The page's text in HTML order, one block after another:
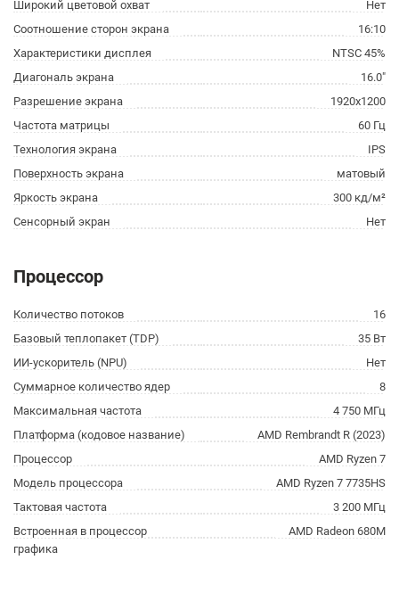
Широкий цветовой охват
Нет
Соотношение сторон экрана
16:10
Характеристики дисплея
NTSC 45%
Диагональ экрана
16.0"
Разрешение экрана
1920x1200
Частота матрицы
60 Гц
Технология экрана
IPS
Поверхность экрана
матовый
Яркость экрана
300 кд/м²
Сенсорный экран
Нет
Процессор
Количество потоков
16
Базовый теплопакет (TDP)
35 Вт
ИИ-ускоритель (NPU)
Нет
Суммарное количество ядер
8
Максимальная частота
4 750 МГц
Платформа (кодовое название)
AMD Rembrandt R (2023)
Процессор
AMD Ryzen 7
Модель процессора
AMD Ryzen 7 7735HS
Тактовая частота
3 200 МГц
Встроенная в процессор
графика
AMD Radeon 680M